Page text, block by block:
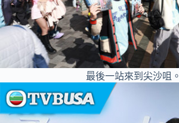
最後一站來到尖沙咀。